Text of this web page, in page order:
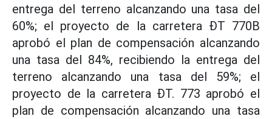
entrega del terreno alcanzando una tasa del
60%; el proyecto de la carretera ĐT 770B
aprobó el plan de compensación alcanzando
una tasa del 84%, recibiendo la entrega del
terreno alcanzando una tasa del 59%; el
proyecto de la carretera ĐT. 773 aprobó el
plan de compensación alcanzando una tasa